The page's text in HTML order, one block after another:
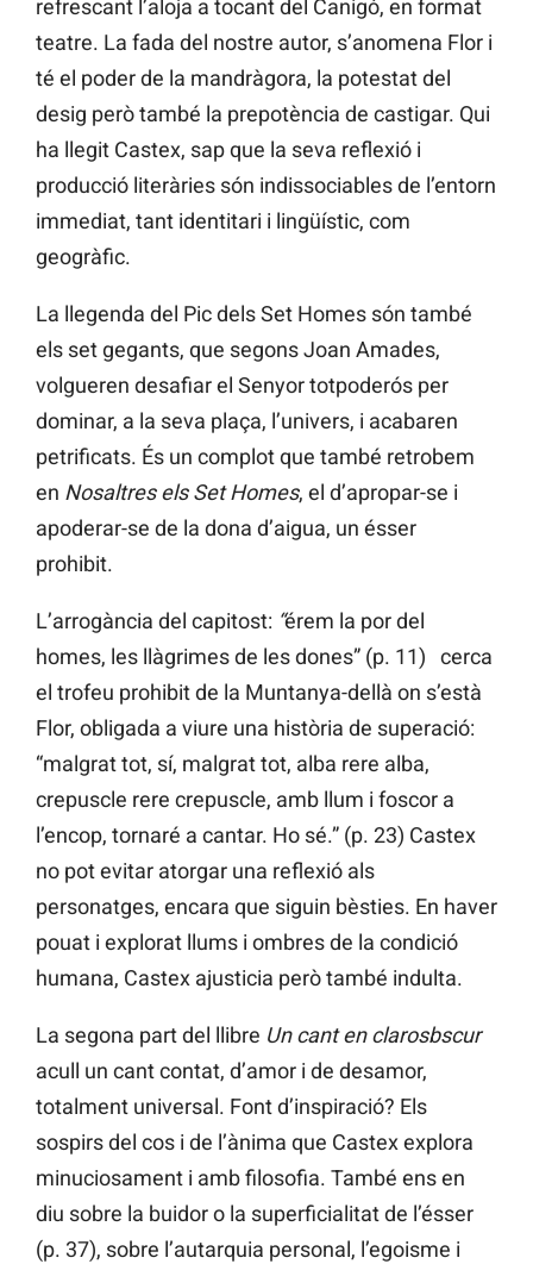
refrescant l’aloja a tocant del Canigó, en format
teatre. La fada del nostre autor, s’anomena Flor i
té el poder de la mandràgora, la potestat del
desig però també la prepotència de castigar. Qui
ha llegit Castex, sap que la seva reflexió i
producció literàries són indissociables de l’entorn
immediat, tant identitari i lingüístic, com
geogràfic.
La llegenda del Pic dels Set Homes són també
els set gegants, que segons Joan Amades,
volgueren desafiar el Senyor totpoderós per
dominar, a la seva plaça, l’univers, i acabaren
petrificats. És un complot que també retrobem
en Nosaltres els Set Homes, el d’apropar-se i
apoderar-se de la dona d’aigua, un ésser
prohibit.
L’arrogància del capitost: “érem la por del
homes, les llàgrimes de les dones” (p. 11) cerca
el trofeu prohibit de la Muntanya-dellà on s’està
Flor, obligada a viure una història de superació:
“malgrat tot, sí, malgrat tot, alba rere alba,
crepuscle rere crepuscle, amb llum i foscor a
l’encop, tornaré a cantar. Ho sé.” (p. 23) Castex
no pot evitar atorgar una reflexió als
personatges, encara que siguin bèsties. En haver
pouat i explorat llums i ombres de la condició
humana, Castex ajusticia però també indulta.
La segona part del llibre Un cant en clarosbscur
acull un cant contat, d’amor i de desamor,
totalment universal. Font d’inspiració? Els
sospirs del cos i de l’ànima que Castex explora
minuciosament i amb filosofia. També ens en
diu sobre la buidor o la superficialitat de l’ésser
(p. 37), sobre l’autarquia personal, l’egoisme i